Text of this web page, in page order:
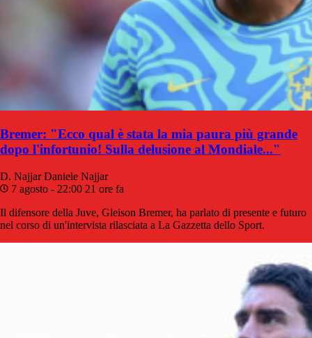
Bremer: "Ecco qual è stata la mia paura più grande
dopo l'infortunio! Sulla delusione al Mondiale..."
D. Najjar Daniele Najjar
7 agosto - 22:00 21 ore fa
Il difensore della Juve, Gleison Bremer, ha parlato di presente e futuro
nel corso di un'intervista rilasciata a La Gazzetta dello Sport.